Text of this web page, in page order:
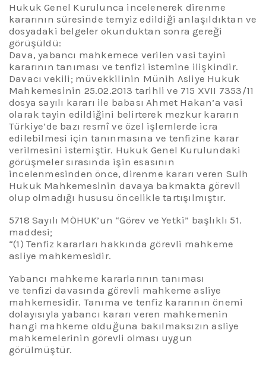
Hukuk Genel Kurulunca incelenerek direnme
kararının süresinde temyiz edildiği anlaşıldıktan ve
dosyadaki belgeler okunduktan sonra gereği
görüşüldü:
Dava, yabancı mahkemece verilen vasi tayini
kararının tanıması ve tenfizi istemine ilişkindir.
Davacı vekili; müvekkilinin Münih Asliye Hukuk
Mahkemesinin 25.02.2013 tarihli ve 715 XVII 7353/11
dosya sayılı kararı ile babası Ahmet Hakan’a vasi
olarak tayin edildiğini belirterek mezkur kararın
Türkiye’de bazı resmî ve özel işlemlerde icra
edilebilmesi için tanınmasına ve tenfizine karar
verilmesini istemiştir. Hukuk Genel Kurulundaki
görüşmeler sırasında işin esasının
incelenmesinden önce, direnme kararı veren Sulh
Hukuk Mahkemesinin davaya bakmakta görevli
olup olmadığı hususu öncelikle tartışılmıştır.
5718 Sayılı MÖHUK’un “Görev ve Yetki” başlıklı 51.
maddesi;
“(1) Tenfiz kararları hakkında görevli mahkeme
asliye mahkemesidir.
Yabancı mahkeme kararlarının tanıması
ve tenfizi davasında görevli mahkeme asliye
mahkemesidir. Tanıma ve tenfiz kararının önemi
dolayısıyla yabancı kararı veren mahkemenin
hangi mahkeme olduğuna bakılmaksızın asliye
mahkemelerinin görevli olması uygun
görülmüştür.